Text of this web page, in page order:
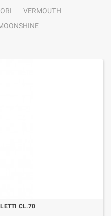
VERMOUTH
CL.70